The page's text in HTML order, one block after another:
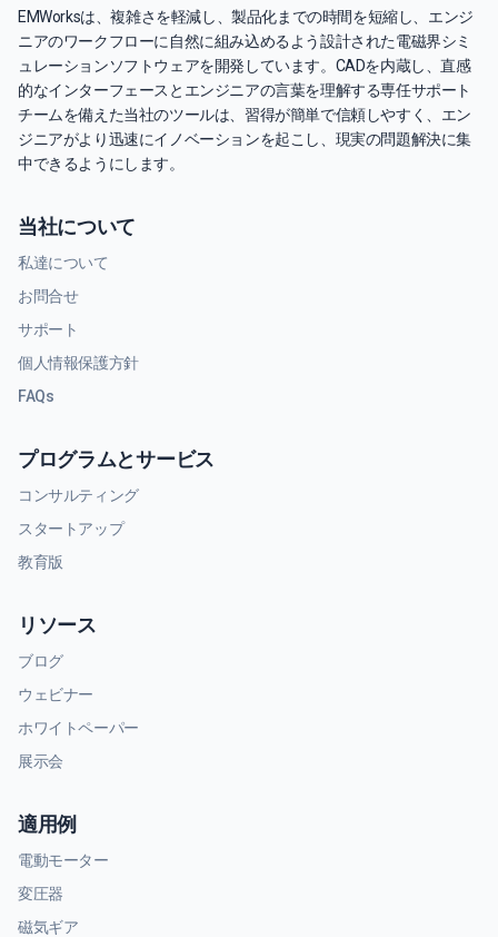
EMWorksは、複雑さを軽減し、製品化までの時間を短縮し、エンジ
ニアのワークフローに自然に組み込めるよう設計された電磁界シミ
ュレーションソフトウェアを開発しています。CADを内蔵し、直感
的なインターフェースとエンジニアの言葉を理解する専任サポート
チームを備えた当社のツールは、習得が簡単で信頼しやすく、エン
ジニアがより迅速にイノベーションを起こし、現実の問題解決に集
中できるようにします。
当社について
私達について
お問合せ
サポート
個人情報保護方針
FAQs
プログラムとサービス
コンサルティング
スタートアップ
教育版
リソース
ブログ
ウェビナー
ホワイトペーパー
展示会
適用例
電動モーター
変圧器
磁気ギア